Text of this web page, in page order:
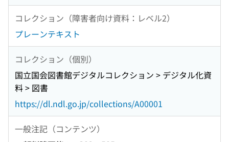
コレクション（障害者向け資料：レベル2）
プレーンテキスト
コレクション（個別）
国立国会図書館デジタルコレクション > デジタル化資
料 > 図書
https://dl.ndl.go.jp/collections/A00001
一般注記（コンテンツ）